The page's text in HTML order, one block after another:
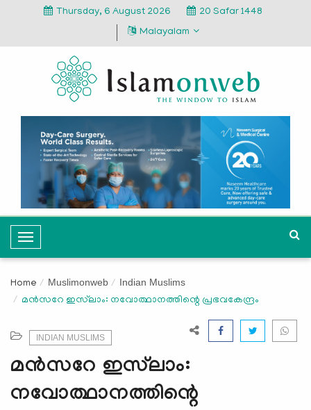
Thursday, 6 August 2026
20 Safar 1448
Malayalam
T
o
g
l
a
v
i
Home Muslimonweb Indian Muslims
മൻസറേ ഇസ്‌ലാം: നവോത്ഥാനത്തിന്റെ പ്രഭവകേന്ദ്രം
INDIAN MUSLIMS
മൻസറേ ഇസ്‌ലാം:
നവോത്ഥാനത്തിന്റെ